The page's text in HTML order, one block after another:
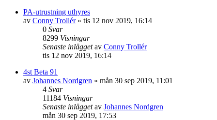
PA-utrustning uthyres
av Conny Trollér» tis 12 nov 2019, 16:14
0 Svar
8299 Visningar
Senaste inläggetav Conny Trollér
tis 12 nov 2019, 16:14
4st Beta 91
av Johannes Nordgren » mån 30 sep 2019, 11:01
4 Svar
11184 Visningar
Senaste inläggetav Johannes Nordgren
mån 30 sep 2019, 17:53